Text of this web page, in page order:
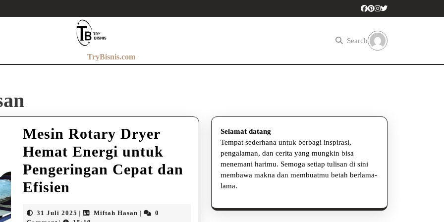
TryBisnis.com
Search
Mesin Rotary Dryer
Hemat Energi untuk
Pengeringan Cepat dan
Efisien
31 Juli 2025 31
Miftah Hasan Miftah
0
Selamat datang
Tempat sederhana untuk berbagi inspirasi,
pengalaman, dan cerita yang mungkin bisa
menemani harimu. Semoga setiap tulisan di sini
membawa makna dan membuatmu betah berlama-
lama.